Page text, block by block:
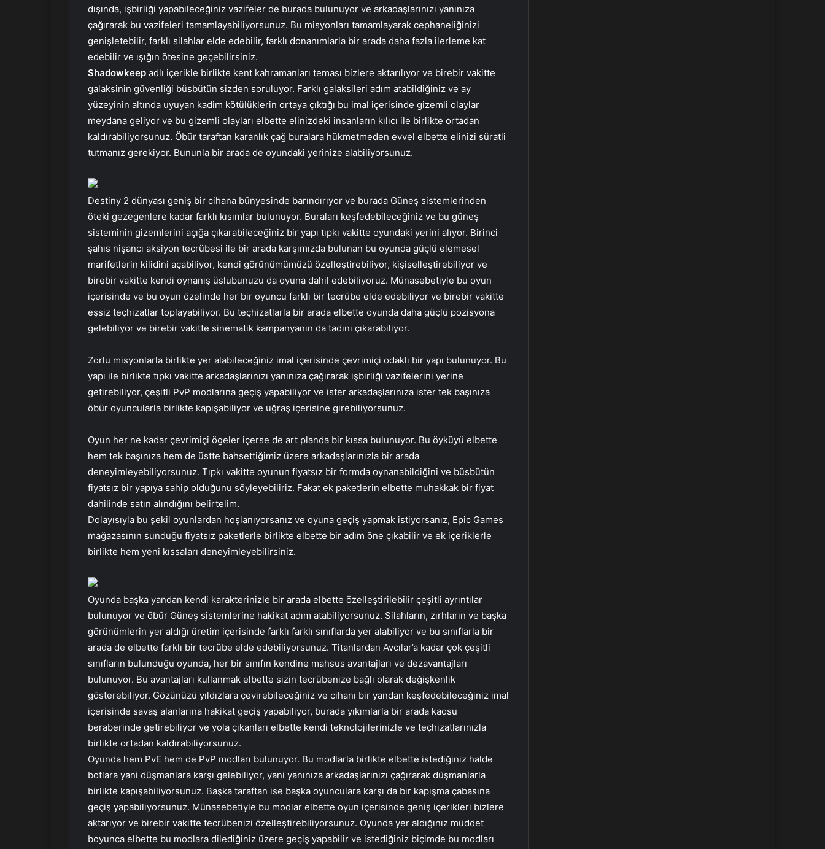
dışında, işbirliği yapabileceğiniz vazifeler de burada bulunuyor ve arkadaşlarınızı yanınıza
çağırarak bu vazifeleri tamamlayabiliyorsunuz. Bu misyonları tamamlayarak cephaneliğinizi
genişletebilir, farklı silahlar elde edebilir, farklı donanımlarla bir arada daha fazla ilerleme kat
edebilir ve ışığın ötesine geçebilirsiniz.
Shadowkeep adlı içerikle birlikte kent kahramanları teması bizlere aktarılıyor ve birebir vakitte
galaksinin güvenliği büsbütün sizden soruluyor. Farklı galaksileri adım atabildiğiniz ve ay
yüzeyinin altında uyuyan kadim kötülüklerin ortaya çıktığı bu imal içerisinde gizemli olaylar
meydana geliyor ve bu gizemli olayları elbette elinizdeki insanların kılıcı ile birlikte ortadan
kaldırabiliyorsunuz. Öbür taraftan karanlık çağ buralara hükmetmeden evvel elbette elinizi süratli
tutmanız gerekiyor. Bununla bir arada de oyundaki yerinize alabiliyorsunuz.
Destiny 2 dünyası geniş bir cihana bünyesinde barındırıyor ve burada Güneş sistemlerinden
öteki gezegenlere kadar farklı kısımlar bulunuyor. Buraları keşfedebileceğiniz ve bu güneş
sisteminin gizemlerini açığa çıkarabileceğiniz bir yapı tıpkı vakitte oyundaki yerini alıyor. Birinci
şahıs nişancı aksiyon tecrübesi ile bir arada karşımızda bulunan bu oyunda güçlü elemesel
marifetlerin kilidini açabiliyor, kendi görünümümüzü özelleştirebiliyor, kişiselleştirebiliyor ve
birebir vakitte kendi oynanış üslubunuzu da oyuna dahil edebiliyoruz. Münasebetiyle bu oyun
içerisinde ve bu oyun özelinde her bir oyuncu farklı bir tecrübe elde edebiliyor ve birebir vakitte
eşsiz teçhizatlar toplayabiliyor. Bu teçhizatlarla bir arada elbette oyunda daha güçlü pozisyona
gelebiliyor ve birebir vakitte sinematik kampanyanın da tadını çıkarabiliyor.
Zorlu misyonlarla birlikte yer alabileceğiniz imal içerisinde çevrimiçi odaklı bir yapı bulunuyor. Bu
yapı ile birlikte tıpkı vakitte arkadaşlarınızı yanınıza çağırarak işbirliği vazifelerini yerine
getirebiliyor, çeşitli PvP modlarına geçiş yapabiliyor ve ister arkadaşlarınıza ister tek başınıza
öbür oyuncularla birlikte kapışabiliyor ve uğraş içerisine girebiliyorsunuz.
Oyun her ne kadar çevrimiçi ögeler içerse de art planda bir kıssa bulunuyor. Bu öyküyü elbette
hem tek başınıza hem de üstte bahsettiğimiz üzere arkadaşlarınızla bir arada
deneyimleyebiliyorsunuz. Tıpkı vakitte oyunun fiyatsız bir formda oynanabildiğini ve büsbütün
fiyatsız bir yapıya sahip olduğunu söyleyebiliriz. Fakat ek paketlerin elbette muhakkak bir fiyat
dahilinde satın alındığını belirtelim.
Dolayısıyla bu şekil oyunlardan hoşlanıyorsanız ve oyuna geçiş yapmak istiyorsanız, Epic Games
mağazasının sunduğu fiyatsız paketlerle birlikte elbette bir adım öne çıkabilir ve ek içeriklerle
birlikte hem yeni kıssaları deneyimleyebilirsiniz.
Oyunda başka yandan kendi karakterinizle bir arada elbette özelleştirilebilir çeşitli ayrıntılar
bulunuyor ve öbür Güneş sistemlerine hakikat adım atabiliyorsunuz. Silahların, zırhların ve başka
görünümlerin yer aldığı üretim içerisinde farklı farklı sınıflarda yer alabiliyor ve bu sınıflarla bir
arada de elbette farklı bir tecrübe elde edebiliyorsunuz. Titanlardan Avcılar’a kadar çok çeşitli
sınıfların bulunduğu oyunda, her bir sınıfın kendine mahsus avantajları ve dezavantajları
bulunuyor. Bu avantajları kullanmak elbette sizin tecrübenize bağlı olarak değişkenlik
gösterebiliyor. Gözünüzü yıldızlara çevirebileceğiniz ve cihanı bir yandan keşfedebileceğiniz imal
içerisinde savaş alanlarına hakikat geçiş yapabiliyor, burada yıkımlarla bir arada kaosu
beraberinde getirebiliyor ve yola çıkanları elbette kendi teknolojilerinizle ve teçhizatlarınızla
birlikte ortadan kaldırabiliyorsunuz.
Oyunda hem PvE hem de PvP modları bulunuyor. Bu modlarla birlikte elbette istediğiniz halde
botlara yani düşmanlara karşı gelebiliyor, yani yanınıza arkadaşlarınızı çağırarak düşmanlarla
birlikte kapışabiliyorsunuz. Başka taraftan ise başka oyunculara karşı da bir kapışma çabasına
geçiş yapabiliyorsunuz. Münasebetiyle bu modlar elbette oyun içerisinde geniş içerikleri bizlere
aktarıyor ve birebir vakitte tecrübenizi özelleştirebiliyorsunuz. Oyunda yer aldığınız müddet
boyunca elbette bu modlara dilediğiniz üzere geçiş yapabilir ve istediğiniz biçimde bu modları